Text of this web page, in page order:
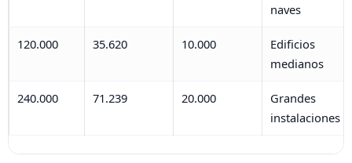
naves
120.000 35.620 10.000
Edificios
medianos
240.000 71.239 20.000
Grandes
instalaciones